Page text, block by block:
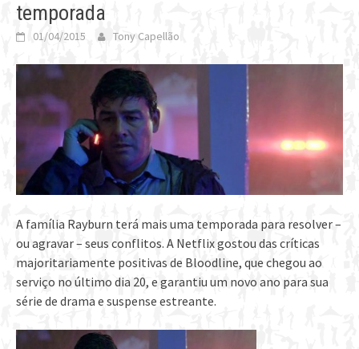
temporada
01/04/2015 Tony Capellão
A família Rayburn terá mais uma temporada para resolver –
ou agravar – seus conflitos. A Netflix gostou das críticas
majoritariamente positivas de Bloodline, que chegou ao
serviço no último dia 20, e garantiu um novo ano para sua
série de drama e suspense estreante.